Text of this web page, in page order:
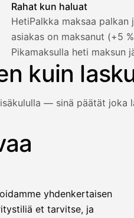
Rahat kun haluat
HetiPalkka maksaa palkan
asiakas on maksanut (+5
Pikamaksulla heti maksun
kuin
— sinä päätät joka
Truster maksaa
yhdenkertaisen
et tarvitse, ja